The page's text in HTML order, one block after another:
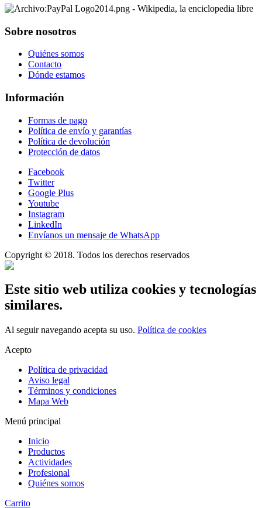
Sobre nosotros
Quiénes somos
Contacto
Dónde estamos
Información
Formas de pago
Política de envío y garantías
Política de devolución
Protección de datos
Facebook
Twitter
Google Plus
Youtube
Instagram
LinkedIn
Envíanos un mensaje de WhatsApp
Copyright © 2018. Todos los derechos reservados
Este sitio web utiliza cookies y tecnologías
similares.
Al seguir navegando acepta su uso. Política de cookies
Acepto
Política de privacidad
Aviso legal
Términos y condiciones
Mapa Web
Menú principal
Inicio
Productos
Actividades
Profesional
Quiénes somos
Carrito